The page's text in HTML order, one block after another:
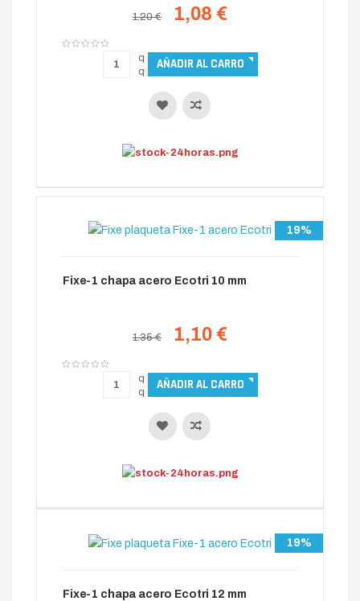
1.20 € 1,08 €
19%
Fixe-1 chapa acero Ecotri 10 mm
1.35 € 1,10 €
19%
Fixe-1 chapa acero Ecotri 12 mm